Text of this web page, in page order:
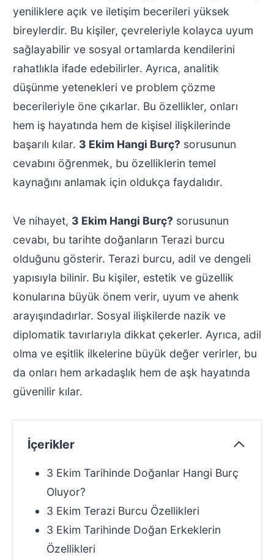
yeniliklere açık ve iletişim becerileri yüksek
bireylerdir. Bu kişiler, çevreleriyle kolayca uyum
sağlayabilir ve sosyal ortamlarda kendilerini
rahatlıkla ifade edebilirler. Ayrıca, analitik
düşünme yetenekleri ve problem çözme
becerileriyle öne çıkarlar. Bu özellikler, onları
hem iş hayatında hem de kişisel ilişkilerinde
başarılı kılar. 3 Ekim Hangi Burç? sorusunun
cevabını öğrenmek, bu özelliklerin temel
kaynağını anlamak için oldukça faydalıdır.
Ve nihayet, 3 Ekim Hangi Burç? sorusunun
cevabı, bu tarihte doğanların Terazi burcu
olduğunu gösterir. Terazi burcu, adil ve dengeli
yapısıyla bilinir. Bu kişiler, estetik ve güzellik
konularına büyük önem verir, uyum ve ahenk
arayışındadırlar. Sosyal ilişkilerde nazik ve
diplomatik tavırlarıyla dikkat çekerler. Ayrıca, adil
olma ve eşitlik ilkelerine büyük değer verirler, bu
da onları hem arkadaşlık hem de aşk hayatında
güvenilir kılar.
İçerikler
3 Ekim Tarihinde Doğanlar Hangi Burç
Oluyor?
3 Ekim Terazi Burcu Özellikleri
3 Ekim Tarihinde Doğan Erkeklerin
Özellikleri